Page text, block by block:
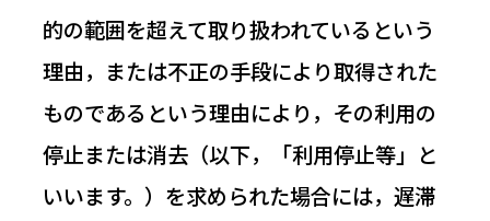
的の範囲を超えて取り扱われているという
理由，または不正の手段により取得された
ものであるという理由により，その利用の
停止または消去（以下，「利用停止等」と
いいます。）を求められた場合には，遅滞